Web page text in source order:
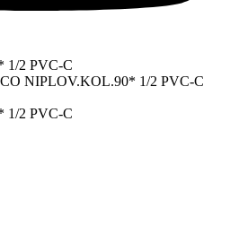
1/2 PVC-C
NIPLOV.KOL.90* 1/2 PVC-C
1/2 PVC-C